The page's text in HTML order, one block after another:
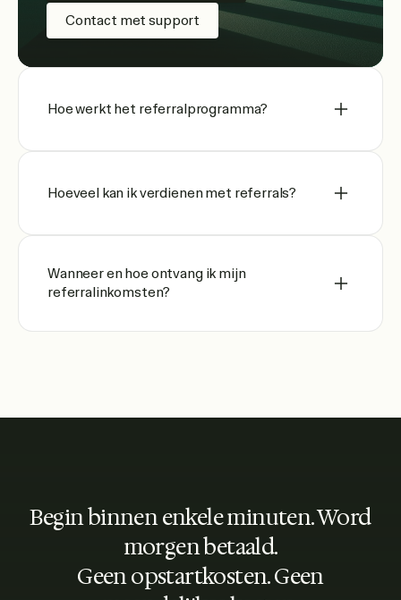
Contact met support
Hoe werkt het referralprogramma?
Hoeveel kan ik verdienen met referrals?
Wanneer en hoe ontvang ik mijn
referralinkomsten?
Begin binnen enkele minuten. Word
morgen betaald.
Geen opstartkosten. Geen